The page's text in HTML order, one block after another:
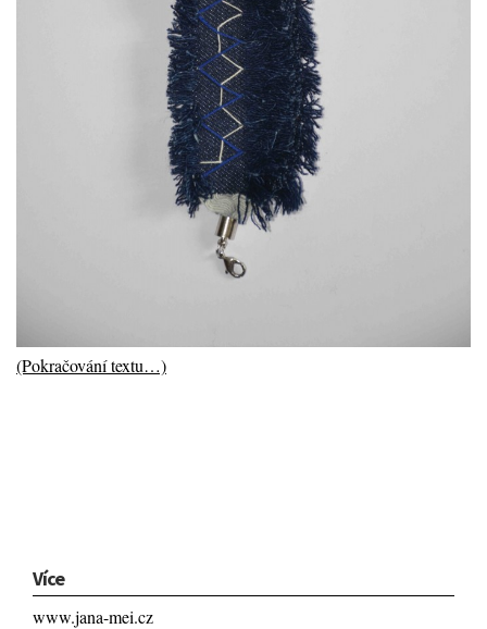
(Pokračování textu…)
Více
www.jana-mei.cz